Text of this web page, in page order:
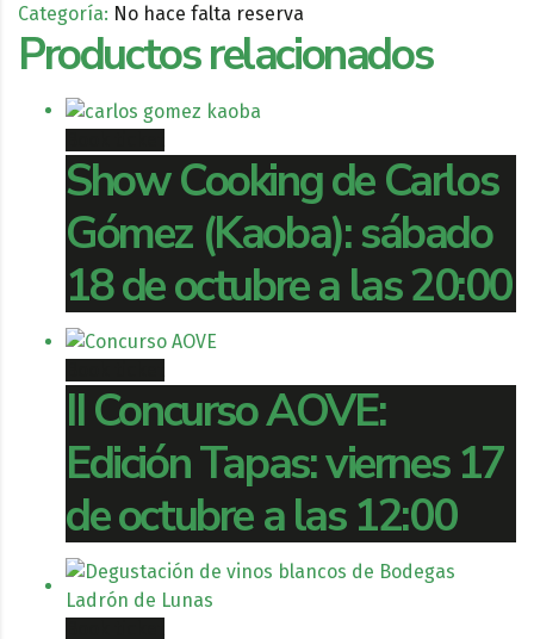
Categoría: No hace falta reserva
Productos relacionados
Show Cooking de Carlos
Gómez (Kaoba): sábado
18 de octubre a las 20:00
II Concurso AOVE:
Edición Tapas: viernes 17
de octubre a las 12:00